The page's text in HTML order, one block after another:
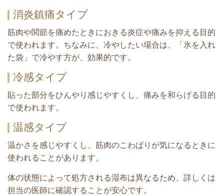
消炎鎮痛タイプ
筋肉や関節を痛めたときにおきる炎症や痛みを抑える目的
で使われます。 ちなみに、冷やしたい場合は、「氷を入れ
た袋」で冷やす方が、効果的です。
冷感タイプ
貼った部分をひんやり感じやすくし、痛みを和らげる目的
で使われます。
温感タイプ
温かさを感じやすくし、筋肉のこわばりが気になるときに
使われることがあります。
体の状態によって処方される湿布は異なるため、詳しくは
担当の医師に確認することが安心です。